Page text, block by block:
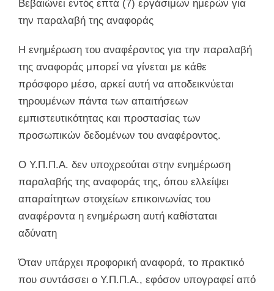
Βεβαιώνει εντός επτά (7) εργάσιμων ημερών για
την παραλαβή της αναφοράς
Η ενημέρωση του αναφέροντος για την παραλαβή
της αναφοράς μπορεί να γίνεται με κάθε
πρόσφορο μέσο, αρκεί αυτή να αποδεικνύεται
τηρουμένων πάντα των απαιτήσεων
εμπιστευτικότητας και προστασίας των
προσωπικών δεδομένων του αναφέροντος.
Ο Υ.Π.Π.Α. δεν υποχρεούται στην ενημέρωση
παραλαβής της αναφοράς της, όπου ελλείψει
απαραίτητων στοιχείων επικοινωνίας του
αναφέροντα η ενημέρωση αυτή καθίσταται
αδύνατη
Όταν υπάρχει προφορική αναφορά, το πρακτικό
που συντάσσει ο Υ.Π.Π.Α., εφόσον υπογραφεί από